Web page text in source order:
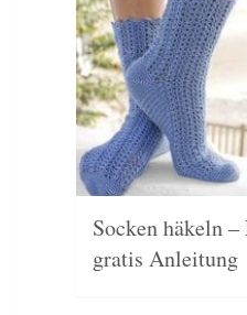
Socken häkeln
gratis Anleitung